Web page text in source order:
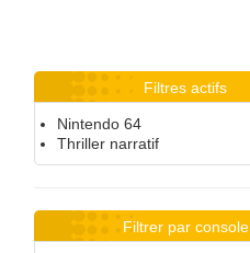
Filtres actifs
Nintendo 64
Thriller narratif
Filtrer par console